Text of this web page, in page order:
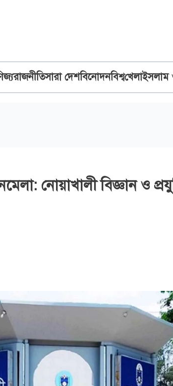
রাজনীতিসারা দেশবিনোদনবিশ্বখেলাইসলাম
নোয়াখালী বিজ্ঞান ও